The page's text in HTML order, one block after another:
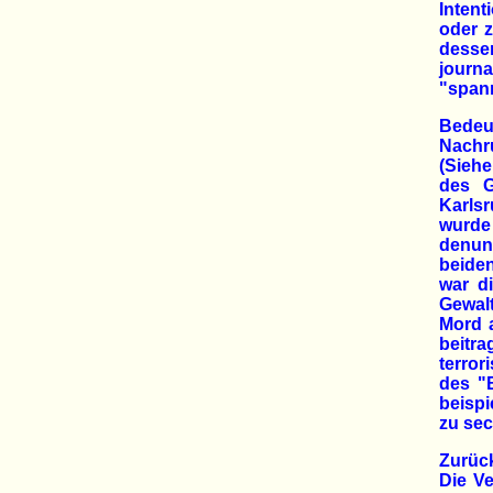
oder
des
war
Mord
des
zu
Die